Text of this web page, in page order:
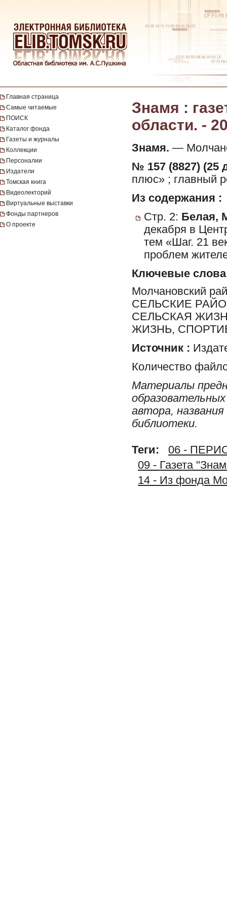
Главная страница
Самые читаемые
ПОИСК
Каталог фонда
Газеты и журналы
Коллекции
Персоналии
Издатели
Томская книга
Видеолекторий
Виртуальные выставки
Фонды партнеров
О проекте
Знамя :
области. -
Знамя. —
№ 157 (8827) (25
плюс» ; главный
Из содержания :
Стр. 2: Белая,
декабря в
тем «Шаг. 21
проблем
Ключевые слова
Молчановский
СЕЛЬСКИЕ
СЕЛЬСКАЯ
ЖИЗНЬ,
Источник :
Количество
Материалы
автора,
библиотеки.
Теги:
06 -
09 - Газета
14 - Из фонда